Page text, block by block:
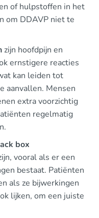
of hulpstoffen in het
om DDAVP niet te
zijn hoofdpijn en
ernstigere reacties
kan leiden tot
aanvallen. Mensen
extra voorzichtig
regelmatig
box
vooral als er een
bestaat. Patiënten
als ze bijwerkingen
lijken, om een juiste